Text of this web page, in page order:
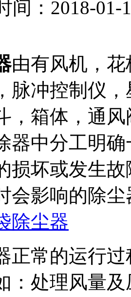
间：2018-01-
由有风机，
，脉冲控制仪
，箱体，通
器中分工明
损坏或发生
会影响的除
除尘器
正常的运行
：处理风量